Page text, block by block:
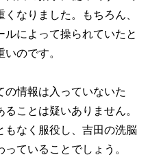
なりました。もちろん、
によって操られていたと
のです。
の情報は入っていないた
ことは疑いありません。
もなく服役し、吉田の洗脳
ていることでしょう。